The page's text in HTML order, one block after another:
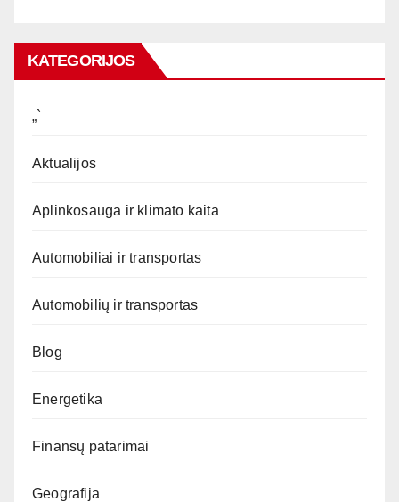
KATEGORIJOS
„`
Aktualijos
Aplinkosauga ir klimato kaita
Automobiliai ir transportas
Automobilių ir transportas
Blog
Energetika
Finansų patarimai
Geografija